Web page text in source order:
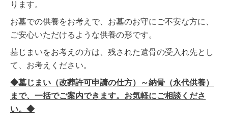
ります。
お墓での供養をお考えで、お墓のお守にご不安な方に、
ご安心いただけるような供養の形です。
墓じまいをお考えの方は、残された遺骨の受入れ先とし
て、お考えください。
◆墓じまい（改葬許可申請の仕方）～納骨（永代供養）
まで、一括でご案内できます。お気軽にご相談くださ
い。◆